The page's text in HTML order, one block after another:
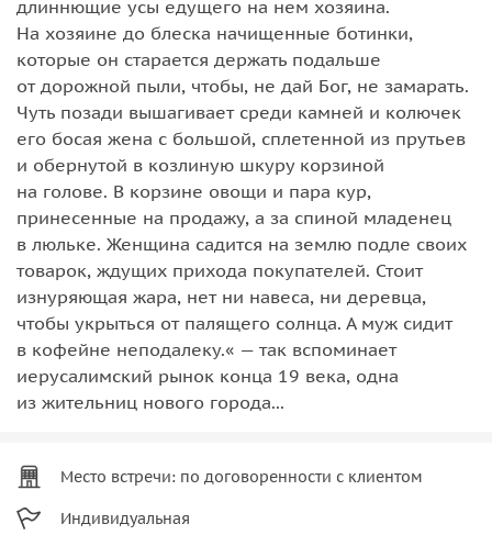
длиннющие усы едущего на нем хозяина.
На хозяине до блеска начищенные ботинки,
которые он старается держать подальше
от дорожной пыли, чтобы, не дай Бог, не замарать.
Чуть позади вышагивает среди камней и колючек
его босая жена с большой, сплетенной из прутьев
и обернутой в козлиную шкуру корзиной
на голове. В корзине овощи и пара кур,
принесенные на продажу, а за спиной младенец
в люльке. Женщина садится на землю подле своих
товарок, ждущих прихода покупателей. Стоит
изнуряющая жара, нет ни навеса, ни деревца,
чтобы укрыться от палящего солнца. А муж сидит
в кофейне неподалеку.« — так вспоминает
иерусалимский рынок конца 19 века, одна
из жительниц нового города...
Место встречи: по договоренности с клиентом
Индивидуальная